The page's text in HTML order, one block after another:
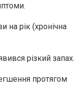
на рік (хронічна
різкий запах.
протягом